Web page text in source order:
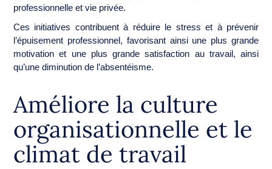
professionnelle et vie privée.
Ces initiatives contribuent à réduire le stress et à prévenir
l’épuisement professionnel, favorisant ainsi une plus grande
motivation et une plus grande satisfaction au travail, ainsi
qu’une diminution de l’absentéisme.
Améliore la culture
organisationnelle et le
climat de travail